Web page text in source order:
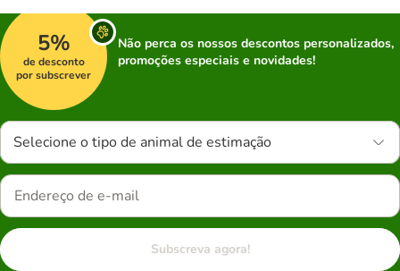
5%
de desconto
por subscrever
Não perca os nossos descontos personalizados,
promoções especiais e novidades!
Selecione o tipo de animal de estimação
Subscreva agora!